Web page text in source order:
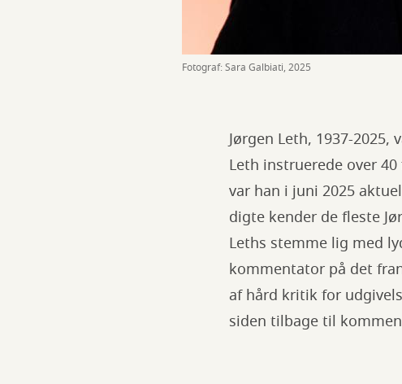
Fotograf: Sara Galbiati, 2025
Jørgen Leth, 1937-
Leth instruerede over
var han i juni 2025
digte kender de fleste
Leths stemme lig med
kommentator på det
af hård kritik for
siden tilbage til